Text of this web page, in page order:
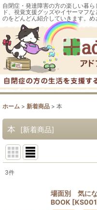
自閉症・発達障害の方の楽しい暮
ド、視覚支援グッズやイヤーマフ
のをどんどん紹介していきます。め
ホーム > 新着商品 > 本
本 [新着商品]
3件
場面別 気にな
BOOK [KS001